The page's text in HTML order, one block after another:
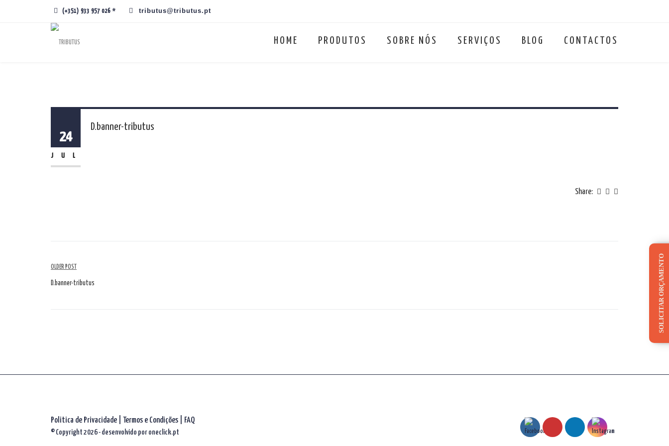
(+351) 933 957 026 * tributus@tributus.pt
HOME PRODUTOS SOBRE NÓS SERVIÇOS BLOG CONTACTOS
24
JUL
D.banner-tributus
Share:
Navegação
de
OLDER POST
D.banner-tributus
Politica de Privacidade Termos e Condições FAQ
© Copyright 2026 - desenvolvido por oneclick.pt
SOLICITAR ORÇAMENTO